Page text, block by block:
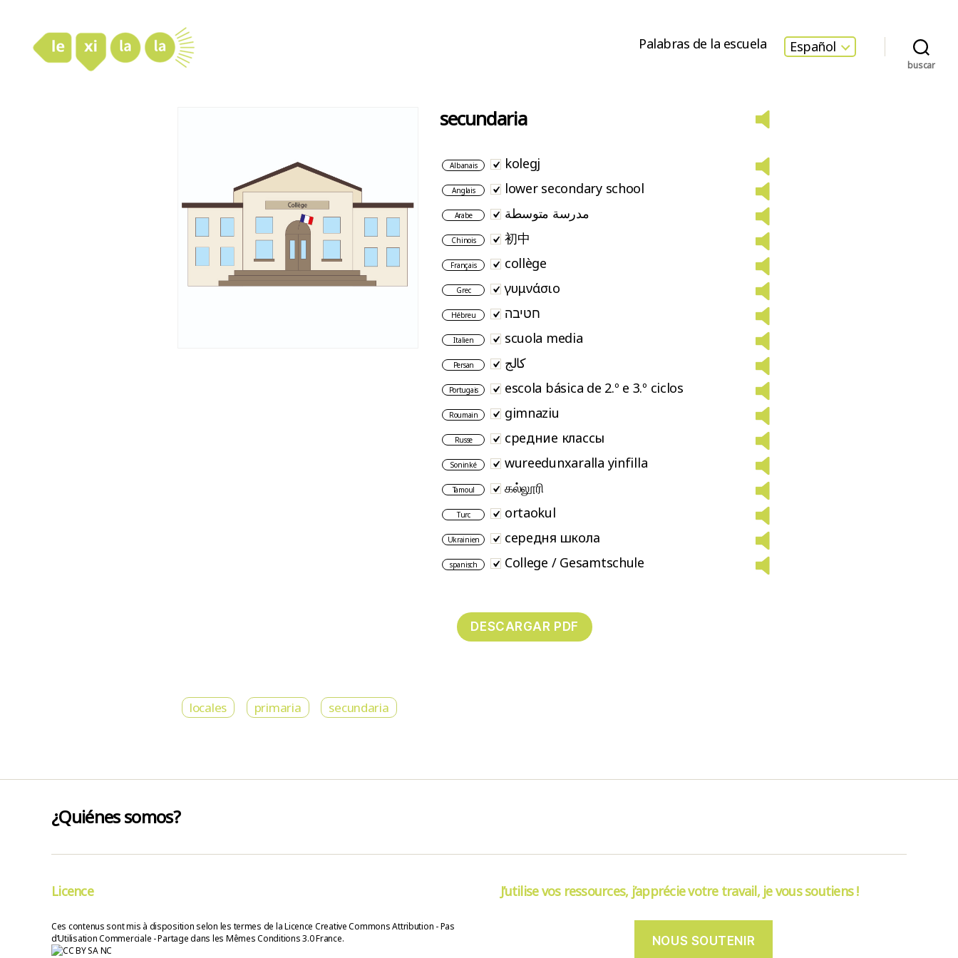
Palabras de la escuela Español
buscar
secundaria
Albanais kolegj
Anglais lower secondary school
Arabe مدرسة متوسطة
Chinois 初中
Français collège
Grec γυμνάσιο
Hébreu חטיבה
Italien scuola media
Persan کالج
Portugais escola básica de 2.º e 3.º ciclos
Roumain gimnaziu
Russe средние классы
Soninké wureedunxaralla yinfilla
Tamoul கல்லூரி
Turc ortaokul
Ukrainien середня школа
spanisch College / Gesamtschule
locales primaria secundaria
¿Quiénes somos?
Licence
Ces contenus sont mis à disposition selon les termes de la Licence Creative Commons Attribution - Pas
d’Utilisation Commerciale - Partage dans les Mêmes Conditions 3.0 France.
J’utilise vos ressources, j’apprécie votre travail, je vous soutiens !
NOUS SOUTENIR